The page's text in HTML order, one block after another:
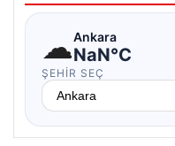
☁Ankara
NaN°C
ŞEHIR SEÇ